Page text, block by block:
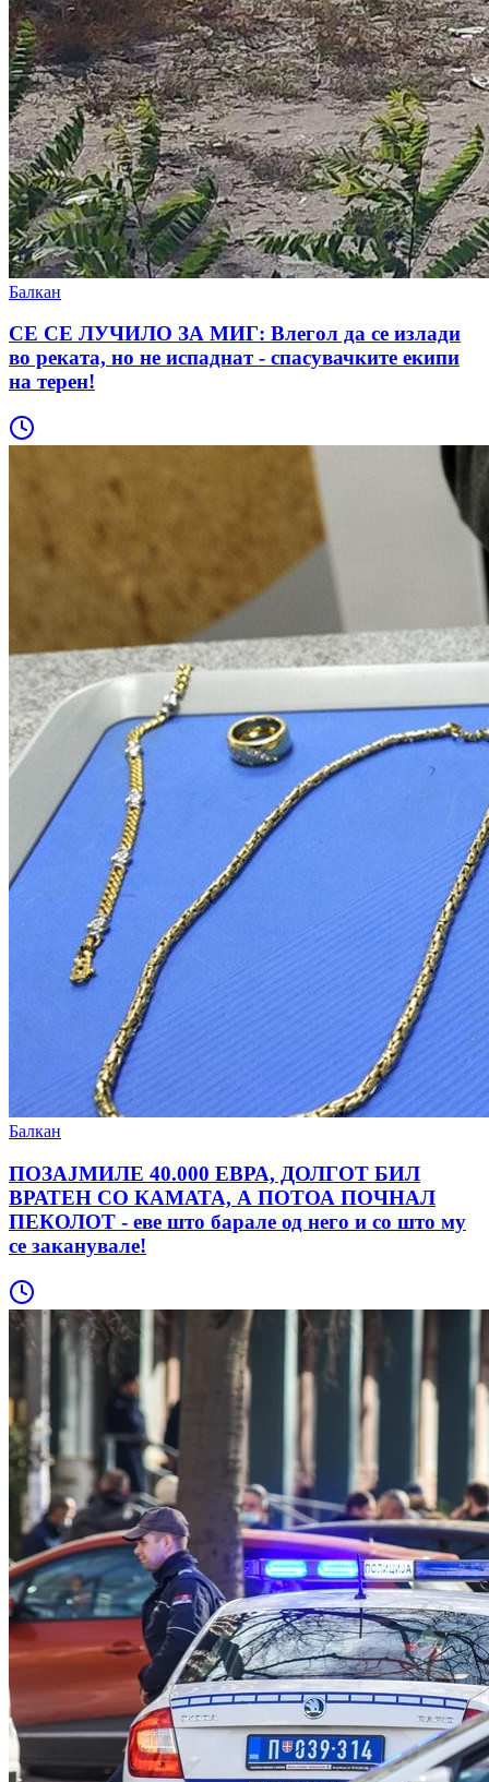
Балкан
СЕ СЕ ЛУЧИЛО ЗА МИГ: Влегол да се излади
во реката, но не испаднат - спасувачките екипи
на терен!
Балкан
ПОЗАЈМИЛЕ 40.000 ЕВРА, ДОЛГОТ БИЛ
ВРАТЕН СО КАМАТА, А ПОТОА ПОЧНАЛ
ПЕКОЛОТ - еве што барале од него и со што му
се заканувале!